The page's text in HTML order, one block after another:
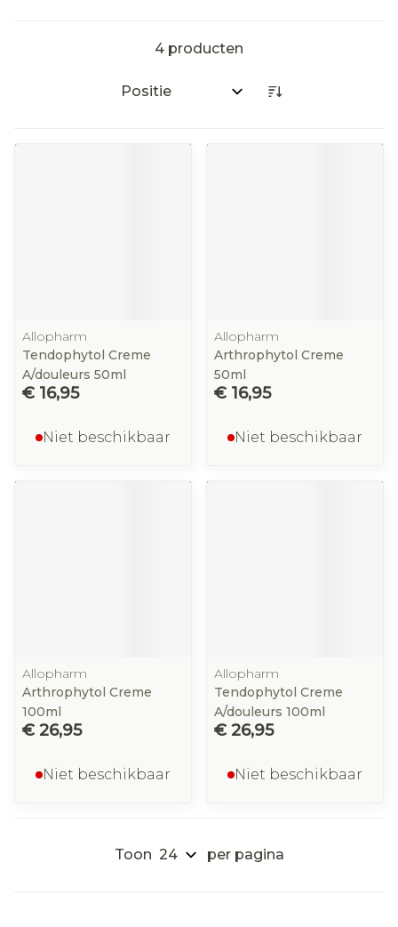
4 producten
Sorteer op:
Allopharm
Tendophytol Creme
A/douleurs 50ml
€ 16,95
Niet beschikbaar
Allopharm
Arthrophytol Creme
50ml
€ 16,95
Niet beschikbaar
Allopharm
Arthrophytol Creme
100ml
€ 26,95
Niet beschikbaar
Allopharm
Tendophytol Creme
A/douleurs 100ml
€ 26,95
Niet beschikbaar
Toon per pagina